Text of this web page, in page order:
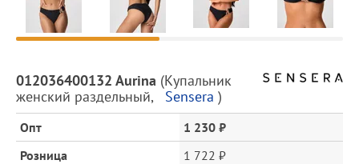
Описание
товара
и
цена
012036400132 Aurina (Купальник
женский раздельный, Sensera )
Опт
1 230 ₽
Розница
1 722 ₽